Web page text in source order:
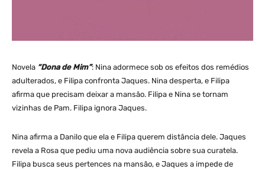
Novela “Dona de Mim”: Nina adormece sob os efeitos dos remédios
adulterados, e Filipa confronta Jaques. Nina desperta, e Filipa
afirma que precisam deixar a mansão. Filipa e Nina se tornam
vizinhas de Pam. Filipa ignora Jaques.
Nina afirma a Danilo que ela e Filipa querem distância dele. Jaques
revela a Rosa que pediu uma nova audiência sobre sua curatela.
Filipa busca seus pertences na mansão, e Jaques a impede de